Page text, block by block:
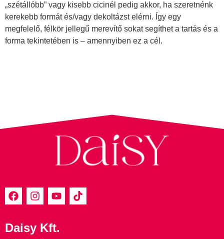
„szétállóbb” vagy kisebb cicinél pedig akkor, ha szeretnénk
kerekebb formát és/vagy dekoltázst elérni. Így egy
megfelelő, félkör jellegű merevítő sokat segíthet a tartás és a
forma tekintetében is – amennyiben ez a cél.
Daisy Kft.